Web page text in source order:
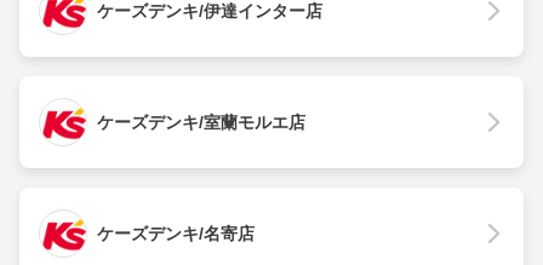
ケーズデンキ/伊達インター店
ケーズデンキ/室蘭モルエ店
ケーズデンキ/名寄店